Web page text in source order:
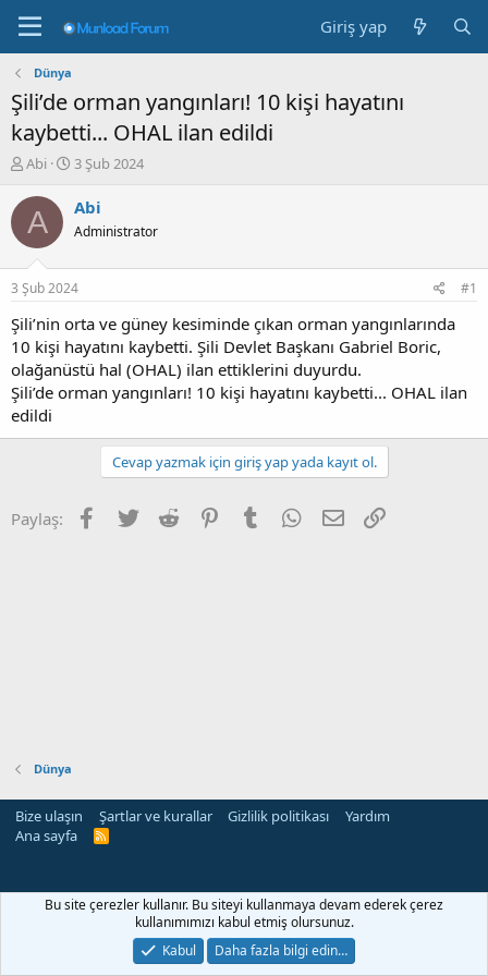
Giriş yap
Dünya
Şili’de orman yangınları! 10 kişi hayatını
kaybetti... OHAL ilan edildi
K
n
b
u
u
b
a
ş
l
a
t
a
n
Abi
B
ş
a
g
ı
ç
a
r
i
i
3 Şub 2024
A Abi
Administrator
3 Şub 2024 #1
Şili’nin orta ve güney kesiminde çıkan orman yangınlarında
10 kişi hayatını kaybetti. Şili Devlet Başkanı Gabriel Boric,
olağanüstü hal (OHAL) ilan ettiklerini duyurdu.
Şili’de orman yangınları! 10 kişi hayatını kaybetti... OHAL ilan
edildi
Cevap yazmak için giriş yap yada kayıt ol.
Paylaş: Facebook
Twitter Reddit PinterestTumblr WhatsApp
E-posta
Dünya
Bize ulaşın Şartlar ve kurallar Gizlilik politikası
Yardım
Ana sayfa
R
Bu site çerezler kullanır. Bu siteyi kullanmaya devam ederek çerez
kullanımımızı kabul etmiş olursunuz.
Kabul
Daha fazla bilgi edin…